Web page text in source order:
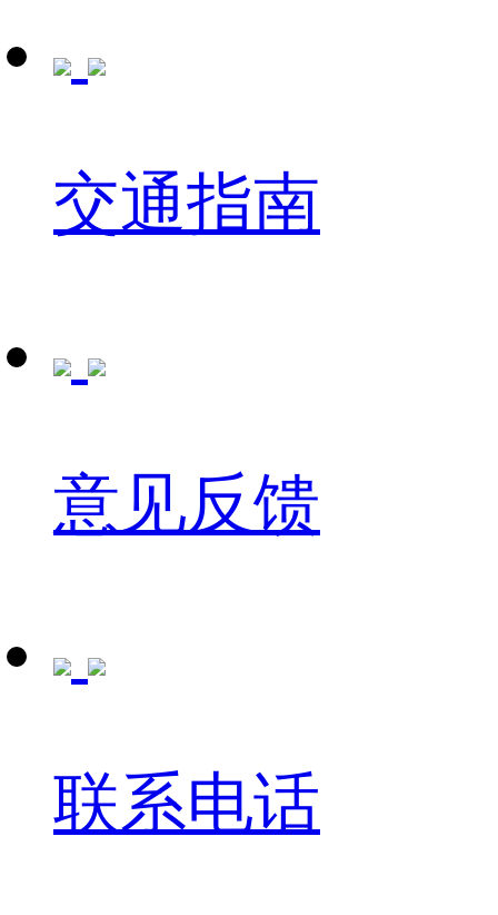
交通指南
意见反馈
联系电话